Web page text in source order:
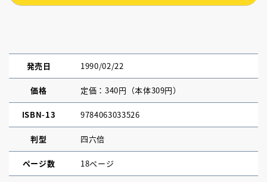
発売日 1990/02/22
価格 定価：340円（本体309円）
ISBN-13 9784063033526
判型 四六倍
ページ数 18ページ